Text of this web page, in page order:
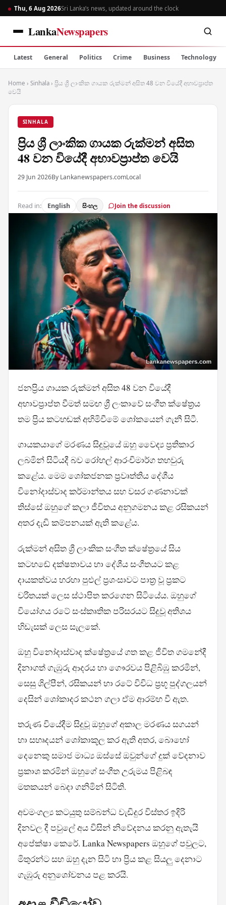
Thu, 6 Aug 2026Sri Lanka’s news, updated around the clock
LankaNewspapers
Latest General Politics Crime Business Technology
Home › Sinhala › ප්‍රිය ශ්‍රී ලාංකික ගායක රුක්මන් අසිත 48 වන වියේදී අභාවප්‍රාප්ත
වෙයි
SINHALA
ප්‍රිය ශ්‍රී ලාංකික ගායක රුක්මන් අසිත
48 වන වියේදී අභාවප්‍රාප්ත වෙයි
29 Jun 2026By Lankanewspapers.comLocal
Read in: English සිංහල Join the discussion
ජනප්‍රිය ගායක රුක්මන් අසිත 48 වන වියේදී
අභාවප්‍රාප්ත වීමත් සමඟ ශ්‍රී ලංකාවේ සංගීත ක්ෂේත්‍රය
තම ප්‍රිය කටහඬක් අහිමිවීමේ ශෝකයෙන් ගැනී සිටී.
ගායකයාගේ මරණය සිදුවූයේ ඔහු වෛද්‍ය ප්‍රතිකාර
ලබමින් සිටියදී බව රෝහල් ආරංචිමාර්ග තහවුරු
කළේය. මෙම ශෝකජනක ප්‍රවෘත්තිය දේශීය
විනෝදාස්වාද කර්මාන්තය සහ වසර ගණනාවක්
තිස්සේ ඔහුගේ කලා ජීවිතය අනුගමනය කළ රසිකයන්
අතර දැඩි කම්පනයක් ඇති කළේය.
රුක්මන් අසිත ශ්‍රී ලාංකික සංගීත ක්ෂේත්‍රයේ සිය
කටහඬේ දක්ෂතාවය හා දේශීය සංගීතයට කළ
දායකත්වය හරහා පුළුල් ප්‍රශංසාවට පාත්‍ර වූ ප්‍රකට
චරිතයක් ලෙස ස්ථාපිත කරගෙන සිටියේය. ඔහුගේ
වියෝගය රටේ සංස්කෘතික පරිසරයට සිදුවූ අතිශය
හිඩැසක් ලෙස සැලකේ.
ඔහු විනෝදාස්වාද ක්ෂේත්‍රයේ ගත කළ ජීවිත ගමනේදී
දිනාගත් ගැඹුරු ආදරය හා ගෞරවය පිළිබිඹු කරමින්,
සෙසු ශිල්පීන්, රසිකයන් හා රටේ විවිධ ප්‍රභූ පුද්ගලයන්
දෙසින් ශෝකාදර කථන ගලා ඒම ආරම්භ වී ඇත.
තරුණ වියේදීම සිදුවූ ඔහුගේ අකාල මරණය සගයන්
හා සහෘදයන් ශෝකාකූල කර ඇති අතර, බොහෝ
දෙනෙකු සමාජ මාධ්‍ය ඔස්සේ ඔවුන්ගේ දුක් වේදනාව
ප්‍රකාශ කරමින් ඔහුගේ සංගීත උරුමය පිළිබඳ
මතකයන් බෙදා ගනිමින් සිටිති.
අවමංගල්‍ය කටයුතු සම්බන්ධ වැඩිදුර විස්තර ඉදිරි
දිනවල දී පවුලේ අය විසින් නිවේදනය කරනු ඇතැයි
අපේක්ෂා කෙරේ. Lanka Newspapers ඔහුගේ පවුලට,
මිතුරන්ට සහ ඔහු දැන සිටි හා ප්‍රිය කළ සියලු දෙනාට
ගැඹුරු අනුශෝචනය පළ කරයි.